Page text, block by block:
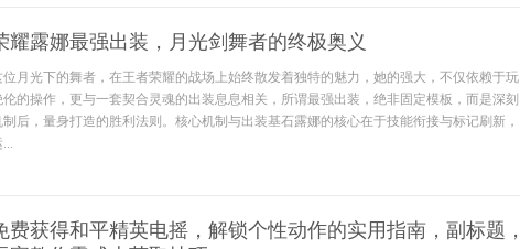
耀露娜最强出装，月光剑舞者的终极奥义
位月光下的舞者，在王者荣耀的战场上始终散发着独特的魅力，她的强大，不仅依赖于玩
的操作，更与一套契合灵魂的出装息息相关，所谓最强出装，绝非固定模板，而是深刻
后，量身打造的胜利法则。核心机制与出装基石露娜的核心在于技能衔接与标记刷新，
费获得和平精英电摇，解锁个性动作的实用指南，副标题，